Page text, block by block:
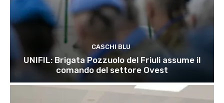
CASCHI BLU
UNIFIL: Brigata Pozzuolo del Friuli assume il
comando del settore Ovest